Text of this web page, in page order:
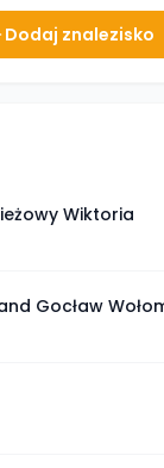
Dodaj znalezisko
Wiktoria
Gocław